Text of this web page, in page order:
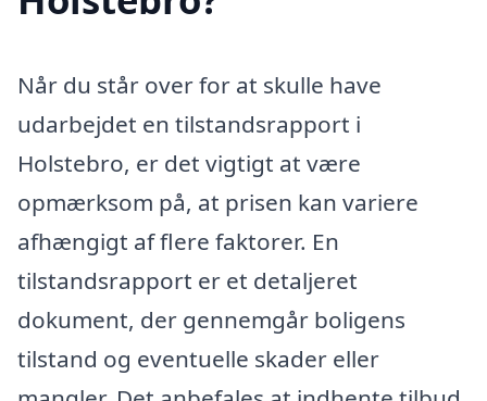
Når du står over for at skulle have
udarbejdet en tilstandsrapport i
Holstebro, er det vigtigt at være
opmærksom på, at prisen kan variere
afhængigt af flere faktorer. En
tilstandsrapport er et detaljeret
dokument, der gennemgår boligens
tilstand og eventuelle skader eller